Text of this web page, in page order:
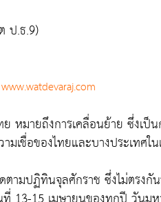
ป.ธ.9)
www.watdevaraj.com
หมายถึงการเคลื่อนย้าย ซึ่งเป็
เชื่อของไทยและบางประเทศใน
ามปฏิทินจุลศักราช ซึ่งไม่ตรง